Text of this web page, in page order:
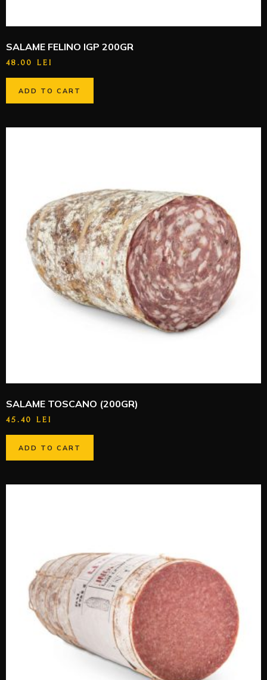
SALAME FELINO IGP 200GR
48.00 LEI
ADD TO CART
SALAME TOSCANO (200GR)
45.40 LEI
ADD TO CART